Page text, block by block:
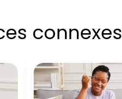
connexes